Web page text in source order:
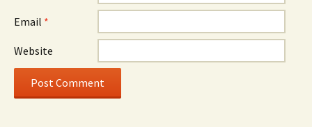
Email *
Website